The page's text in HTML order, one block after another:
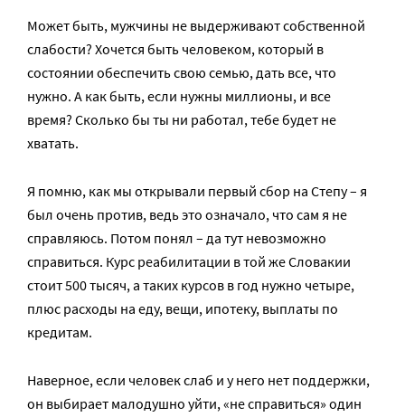
Может быть, мужчины не выдерживают собственной
слабости? Хочется быть человеком, который в
состоянии обеспечить свою семью, дать все, что
нужно. А как быть, если нужны миллионы, и все
время? Сколько бы ты ни работал, тебе будет не
хватать.
Я помню, как мы открывали первый сбор на Степу – я
был очень против, ведь это означало, что сам я не
справляюсь. Потом понял – да тут невозможно
справиться. Курс реабилитации в той же Словакии
стоит 500 тысяч, а таких курсов в год нужно четыре,
плюс расходы на еду, вещи, ипотеку, выплаты по
кредитам.
Наверное, если человек слаб и у него нет поддержки,
он выбирает малодушно уйти, «не справиться» один